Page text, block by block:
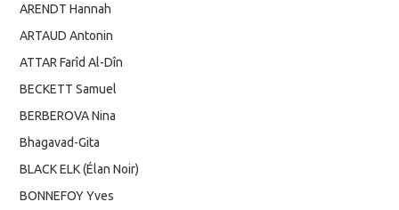
ARENDT Hannah
ARTAUD Antonin
ATTAR Farîd Al-Dîn
BECKETT Samuel
BERBEROVA Nina
Bhagavad-Gita
BLACK ELK (Élan Noir)
BONNEFOY Yves